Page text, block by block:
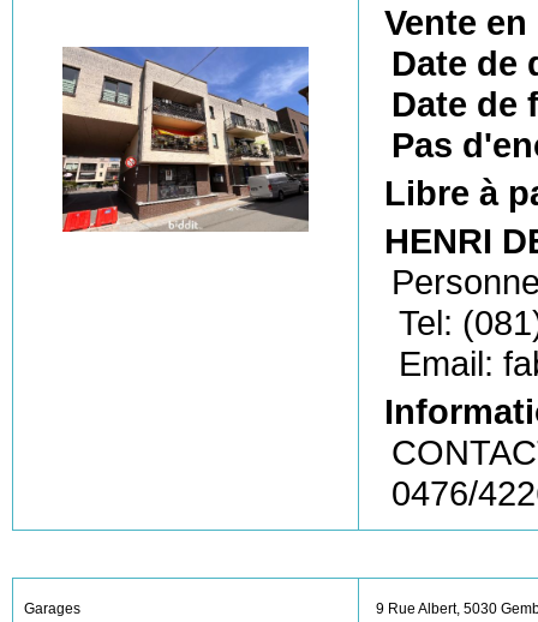
Vente
Date de
Date de
Pas
Libre à
HENRI
Tel:
Email:
0476/
Garages 9 Rue Albert, 5030